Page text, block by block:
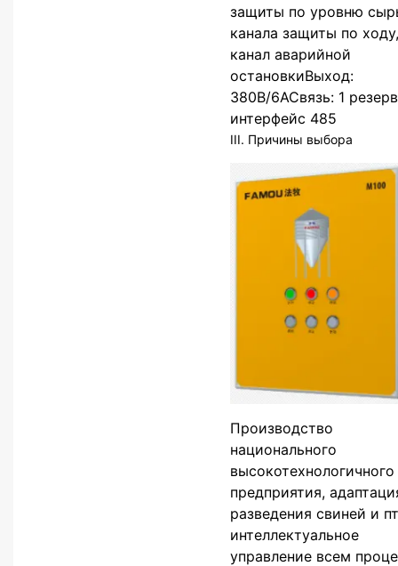
защиты по уровню
канала защиты по
канал аварийной
остановкиВыход:
380В/6АСвязь: 1
интерфейс 485
III. Причины выбора
Производство
национального
высокотехнологичного
предприятия,
разведения свиней и
интеллектуальное
управление всем